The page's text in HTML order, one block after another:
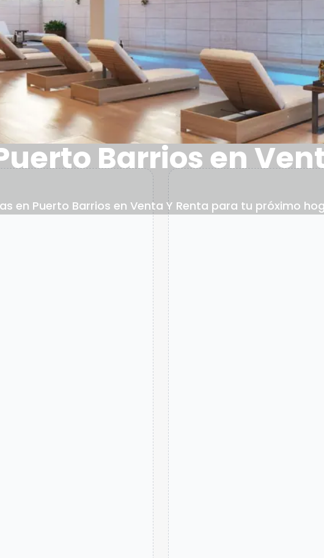
Barrios en
en Puerto Barrios en Venta Y Renta para tu próximo